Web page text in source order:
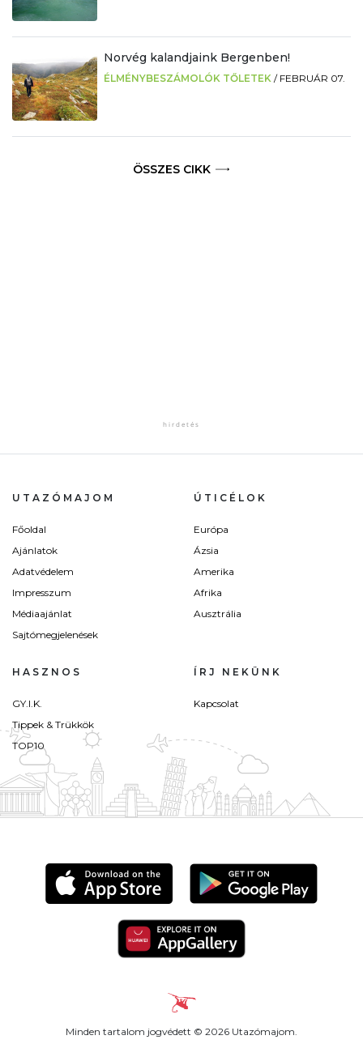
Norvég kalandjaink Bergenben!
ÉLMÉNYBESZÁMOLÓK TŐLETEK / FEBRUÁR 07.
ÖSSZES CIKK
UTAZÓMAJOM
Főoldal
Ajánlatok
Adatvédelem
Impresszum
Médiaajánlat
Sajtómegjelenések
ÚTICÉLOK
Európa
Ázsia
Amerika
Afrika
Ausztrália
HASZNOS
GY.I.K.
Tippek & Trükkök
TOP10
ÍRJ NEKÜNK
Kapcsolat
Minden tartalom jogvédett © 2026 Utazómajom.